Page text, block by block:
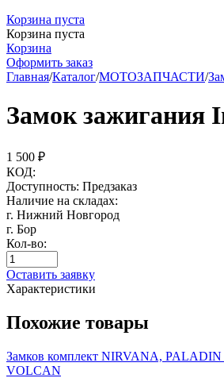
Корзина пуста
Корзина пуста
Корзина
Оформить заказ
Главная/Каталог/МОТОЗАПЧАСТИ/
Замок зажигания
1 500 ₽
КОД:
Доступность: Предзаказ
Наличие на складах:
г. Нижний Новгород
г. Бор
Кол-во:
Оставить заявку
Характеристики
Похожие товары
Замков комплект NIRVANA,
VOLCAN